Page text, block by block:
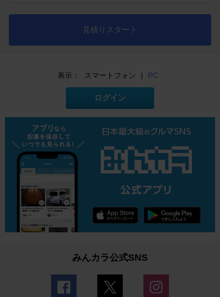
見積りスタート
表示： スマートフォン | PC
ログイン
みんカラ公式SNS